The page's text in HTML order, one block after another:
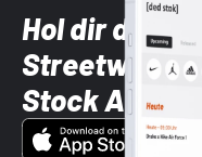
Hol dir die
Streetwear-
Stock App